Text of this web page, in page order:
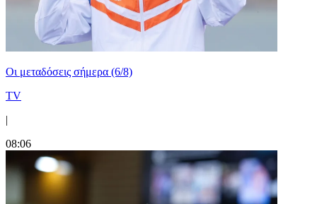
Οι μεταδόσεις σήμερα (6/8)
TV
|
08:06